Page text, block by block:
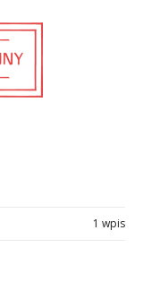
1 wpis